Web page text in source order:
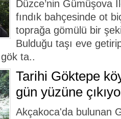
Düzce’nin Gümüşova
fındık bahçesinde ot
toprağa gömülü bir
Bulduğu taşı eve
ta..
Tarihi Göktepe
gün yüzüne
Akçakoca'da bulunan